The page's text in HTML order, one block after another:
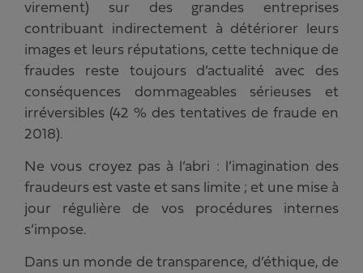
virement) sur des grandes entreprises
contribuant indirectement à détériorer leurs
images et leurs réputations, cette technique de
fraudes reste toujours d’actualité avec des
conséquences dommageables sérieuses et
irréversibles (42 % des tentatives de fraude en
2018).
Ne vous croyez pas à l’abri : l’imagination des
fraudeurs est vaste et sans limite ; et une mise à
jour régulière de vos procédures internes
s’impose.
Dans un monde de transparence, d’éthique, de